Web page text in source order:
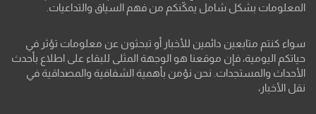
المعلومات بشكل شامل يمكّنكم من فهم السياق والتداعيات.
سواء كنتم متابعين دائمين للأخبار أو تبحثون عن معلومات تؤثر في
حياتكم اليومية، فإن موقعنا هو الوجهة المثلى للبقاء على اطلاع بأحدث
الأحداث والمستجدات. نحن نؤمن بأهمية الشفافية والمصداقية في
نقل الأخبار،